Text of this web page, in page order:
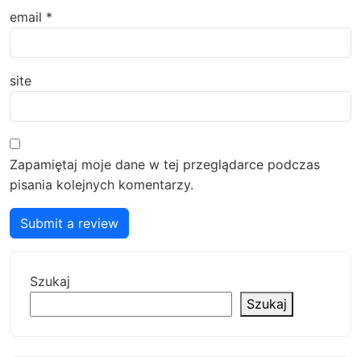
email *
site
Zapamiętaj moje dane w tej przeglądarce podczas
pisania kolejnych komentarzy.
Submit a review
Szukaj
Szukaj